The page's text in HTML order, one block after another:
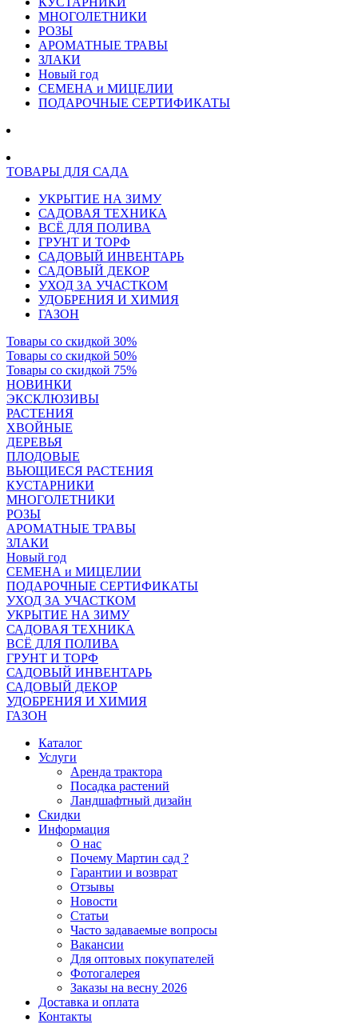
МНОГОЛЕТНИКИ
РОЗЫ
АРОМАТНЫЕ ТРАВЫ
ЗЛАКИ
Новый год
СЕМЕНА и МИЦЕЛИИ
ПОДАРОЧНЫЕ СЕРТИФИКАТЫ
ТОВАРЫ ДЛЯ САДА
УКРЫТИЕ НА ЗИМУ
САДОВАЯ ТЕХНИКА
ВСЁ ДЛЯ ПОЛИВА
ГРУНТ И ТОРФ
САДОВЫЙ ИНВЕНТАРЬ
САДОВЫЙ ДЕКОР
УХОД ЗА УЧАСТКОМ
УДОБРЕНИЯ И ХИМИЯ
ГАЗОН
Товары со скидкой 30%
Товары со скидкой 50%
Товары со скидкой 75%
НОВИНКИ
ЭКСКЛЮЗИВЫ
РАСТЕНИЯ
ХВОЙНЫЕ
ДЕРЕВЬЯ
ПЛОДОВЫЕ
ВЬЮЩИЕСЯ РАСТЕНИЯ
КУСТАРНИКИ
МНОГОЛЕТНИКИ
РОЗЫ
АРОМАТНЫЕ ТРАВЫ
ЗЛАКИ
Новый год
СЕМЕНА и МИЦЕЛИИ
ПОДАРОЧНЫЕ СЕРТИФИКАТЫ
УХОД ЗА УЧАСТКОМ
УКРЫТИЕ НА ЗИМУ
САДОВАЯ ТЕХНИКА
ВСЁ ДЛЯ ПОЛИВА
ГРУНТ И ТОРФ
САДОВЫЙ ИНВЕНТАРЬ
САДОВЫЙ ДЕКОР
УДОБРЕНИЯ И ХИМИЯ
ГАЗОН
Каталог
Услуги
Аренда трактора
Посадка растений
Ландшафтный дизайн
Скидки
Информация
О нас
Почему Мартин сад ?
Гарантии и возврат
Отзывы
Новости
Статьи
Часто задаваемые вопросы
Вакансии
Для оптовых покупателей
Фотогалерея
Заказы на весну 2026
Доставка и оплата
Контакты